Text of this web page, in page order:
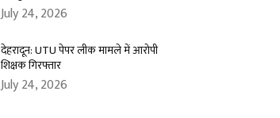
July 24, 2026
देहरादून: UTU पेपर लीक मामले में आरोपी
शिक्षक गिरफ्तार
July 24, 2026